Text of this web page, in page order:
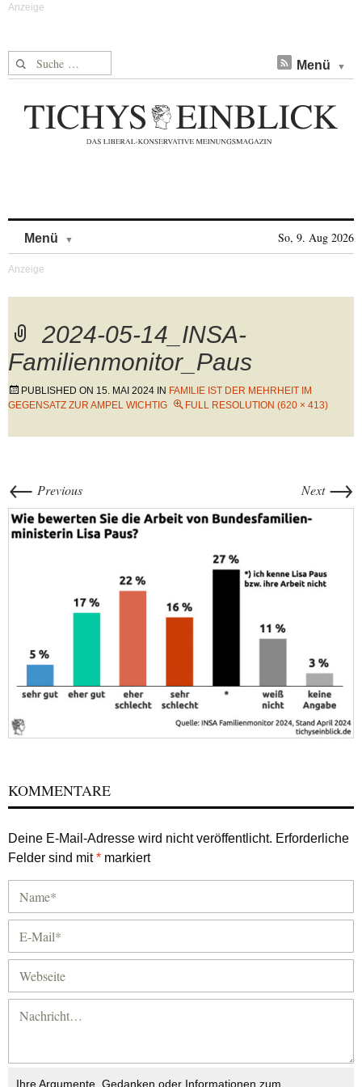
Suche nach: Menü
Menü So, 9. Aug 2026
2024-05-14_INSA-
Familienmonitor_Paus
PUBLISHED ON 15. MAI 2024 IN FAMILIE IST DER MEHRHEIT IM
GEGENSATZ ZUR AMPEL WICHTIG
FULL RESOLUTION (620 × 413)
← Previous Next →
KOMMENTARE
Deine E-Mail-Adresse wird nicht veröffentlicht. Erforderliche
Felder sind mit* markiert
Ihre Argumente, Gedanken oder Informationen zum